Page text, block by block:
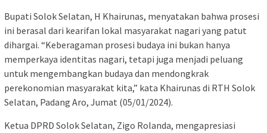
Bupati Solok Selatan, H Khairunas, menyatakan bahwa prosesi
ini berasal dari kearifan lokal masyarakat nagari yang patut
dihargai. “Keberagaman prosesi budaya ini bukan hanya
memperkaya identitas nagari, tetapi juga menjadi peluang
untuk mengembangkan budaya dan mendongkrak
perekonomian masyarakat kita,” kata Khairunas di RTH Solok
Selatan, Padang Aro, Jumat (05/01/2024).
Ketua DPRD Solok Selatan, Zigo Rolanda, mengapresiasi